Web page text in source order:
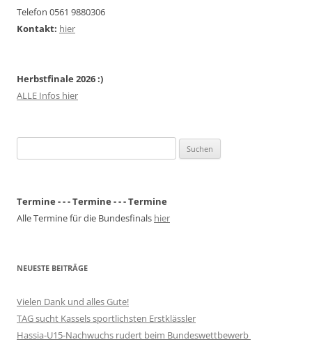
Telefon 0561 9880306
Kontakt: hier
Herbstfinale 2026 :)
ALLE Infos hier
nach:
Termine - - - Termine - - - Termine
Alle Termine für die Bundesfinals hier
NEUESTE BEITRÄGE
Vielen Dank und alles Gute!
TAG sucht Kassels sportlichsten Erstklässler
Hassia-U15-Nachwuchs rudert beim Bundeswettbewerb